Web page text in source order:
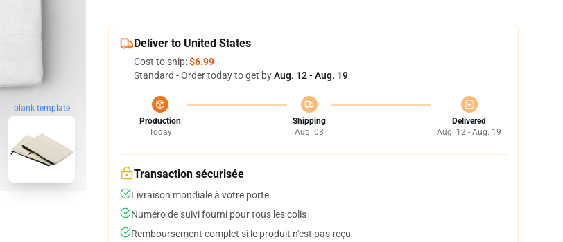
blank template
Deliver to United States
Cost to ship:$6.99
Standard - Order today to get byAug. 12 - Aug. 19
Production
Today
Shipping
Aug. 08
Delivered
Aug. 12 - Aug. 19
Transaction sécurisée
Livraison mondiale à votre porte
Numéro de suivi fourni pour tous les colis
Remboursement complet si le produit n'est pas reçu